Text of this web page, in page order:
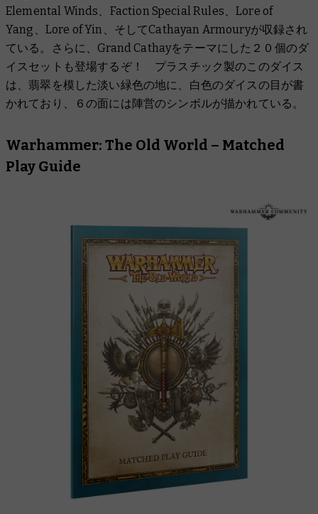
Elemental Winds、Faction Special Rules、Lore of
Yang、Lore of Yin、そしてCathayan Armouryが収録され
ている。さらに、Grand Cathayをテーマにした２０個のダ
イスセットも登場するぞ！ プラスチック製のこのダイス
は、翡翠を模した淡い緑色の地に、白色のダイスの目が書
かれており、６の面には陣営のシンボルが描かれている。
Warhammer: The Old World – Matched
Play Guide